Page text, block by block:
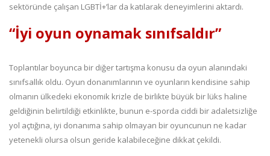
sektöründe çalışan LGBTİ+’lar da katılarak deneyimlerini aktardı.
“İyi oyun oynamak sınıfsaldır”
Toplantılar boyunca bir diğer tartışma konusu da oyun alanındaki
sınıfsallık oldu. Oyun donanımlarının ve oyunların kendisine sahip
olmanın ülkedeki ekonomik krizle de birlikte büyük bir lüks haline
geldiğinin belirtildiği etkinlikte, bunun e-sporda ciddi bir adaletsizliğe
yol açtığına, iyi donanıma sahip olmayan bir oyuncunun ne kadar
yetenekli olursa olsun geride kalabileceğine dikkat çekildi.